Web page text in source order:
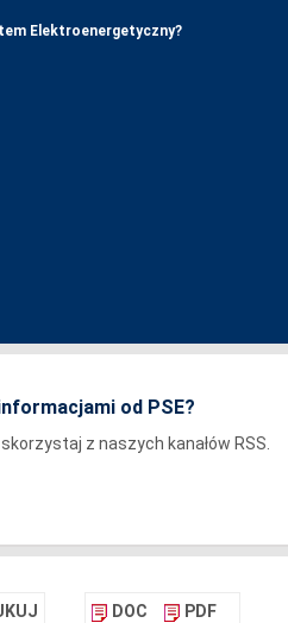
Elektroenergetyczny?
od PSE?
z naszych kanałów RSS.
DOC PDF